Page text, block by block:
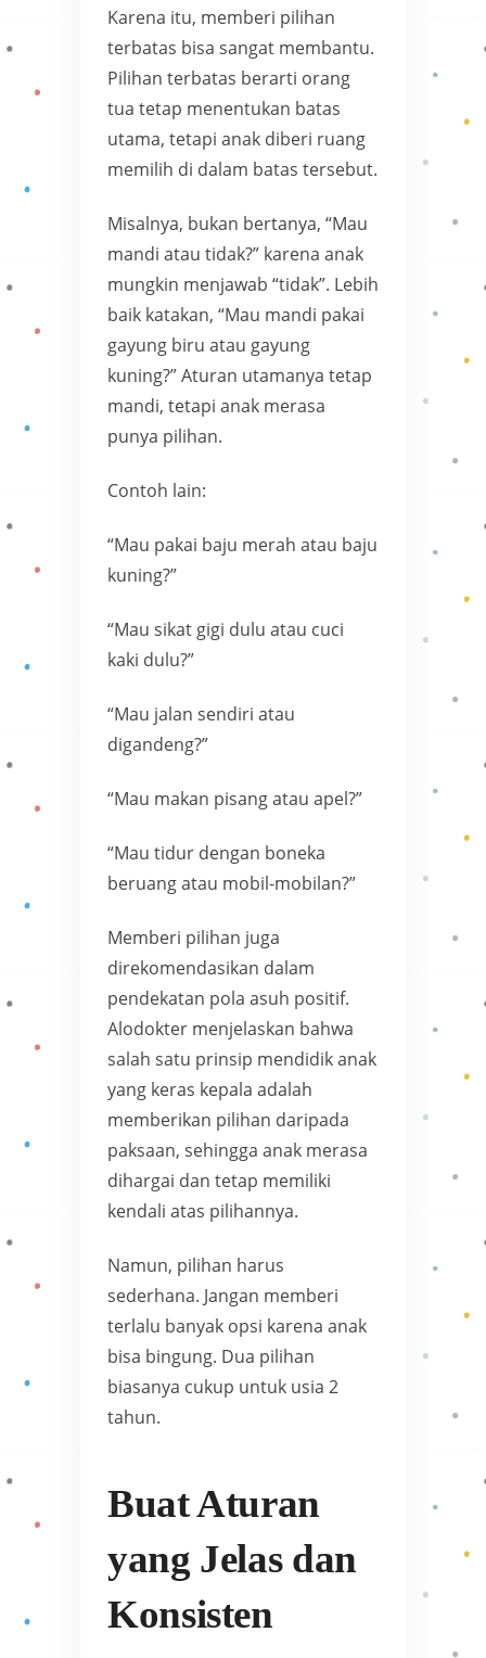
Karena itu, memberi pilihan
terbatas bisa sangat membantu.
Pilihan terbatas berarti orang
tua tetap menentukan batas
utama, tetapi anak diberi ruang
memilih di dalam batas tersebut.
Misalnya, bukan bertanya, “Mau
mandi atau tidak?” karena anak
mungkin menjawab “tidak”. Lebih
baik katakan, “Mau mandi pakai
gayung biru atau gayung
kuning?” Aturan utamanya tetap
mandi, tetapi anak merasa
punya pilihan.
Contoh lain:
“Mau pakai baju merah atau baju
kuning?”
“Mau sikat gigi dulu atau cuci
kaki dulu?”
“Mau jalan sendiri atau
digandeng?”
“Mau makan pisang atau apel?”
“Mau tidur dengan boneka
beruang atau mobil-mobilan?”
Memberi pilihan juga
direkomendasikan dalam
pendekatan pola asuh positif.
Alodokter menjelaskan bahwa
salah satu prinsip mendidik anak
yang keras kepala adalah
memberikan pilihan daripada
paksaan, sehingga anak merasa
dihargai dan tetap memiliki
kendali atas pilihannya.
Namun, pilihan harus
sederhana. Jangan memberi
terlalu banyak opsi karena anak
bisa bingung. Dua pilihan
biasanya cukup untuk usia 2
tahun.
Buat Aturan
yang Jelas dan
Konsisten